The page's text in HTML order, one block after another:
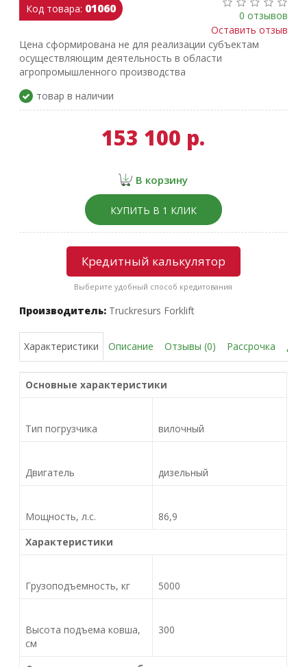
Код товара: 01060
0 отзывов
Оставить отзыв
Цена сформирована не для реализации субъектам
осуществляющим деятельность в области
агропромышленного производства
товар в наличии
153 100 р.
В корзину
КУПИТЬ В 1 КЛИК
Кредитный калькулятор
Выберите удобный способ кредитования
Производитель: Truckresurs Forklift
Характеристики Описание Отзывы (0) Рассрочка
Основные характеристики
Тип погрузчика вилочный
Двигатель дизельный
Мощность, л.с.
86,9
Характеристики
Грузоподъемность, кг 5000
Высота подъема ковша,
см
300